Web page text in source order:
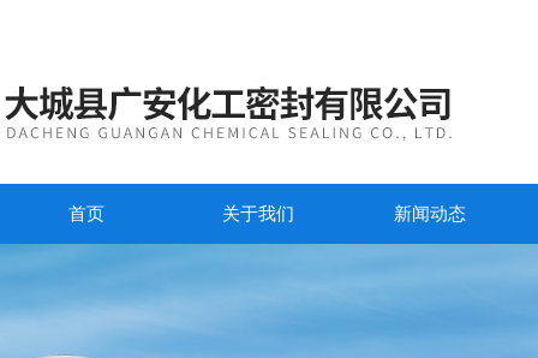
首页 关于我们 新闻动态